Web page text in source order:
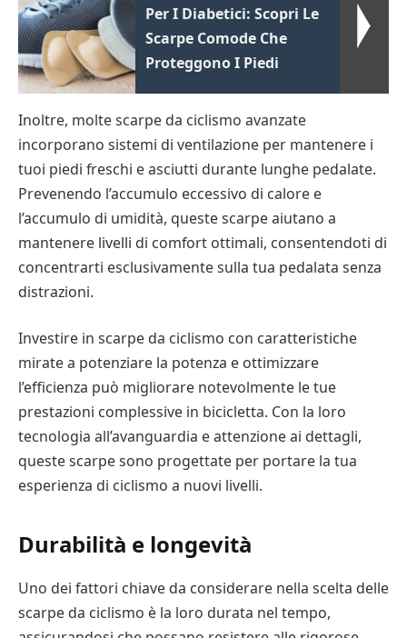
Per I Diabetici: Scopri Le
Scarpe Comode Che
Proteggono I Piedi
Inoltre, molte scarpe da ciclismo avanzate
incorporano sistemi di ventilazione per mantenere i
tuoi piedi freschi e asciutti durante lunghe pedalate.
Prevenendo l’accumulo eccessivo di calore e
l’accumulo di umidità, queste scarpe aiutano a
mantenere livelli di comfort ottimali, consentendoti di
concentrarti esclusivamente sulla tua pedalata senza
distrazioni.
Investire in scarpe da ciclismo con caratteristiche
mirate a potenziare la potenza e ottimizzare
l’efficienza può migliorare notevolmente le tue
prestazioni complessive in bicicletta. Con la loro
tecnologia all’avanguardia e attenzione ai dettagli,
queste scarpe sono progettate per portare la tua
esperienza di ciclismo a nuovi livelli.
Durabilità e longevità
Uno dei fattori chiave da considerare nella scelta delle
scarpe da ciclismo è la loro durata nel tempo,